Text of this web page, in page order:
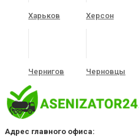
Харьков Херсон
Чернигов Черновцы
Адрес главного офиса: